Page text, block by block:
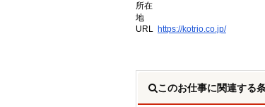
所在
地
URL https://kotrio.co.jp/
このお仕事に関連する